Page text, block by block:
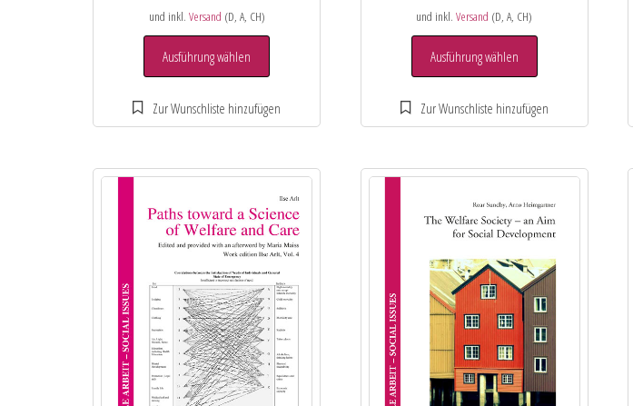
und inkl. Versand (D, A, CH)
Ausführung wählen
und inkl.Versand (D, A, CH)
Ausführung wählen